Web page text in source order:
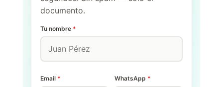
documento.
Tu nombre *
Email * WhatsApp *